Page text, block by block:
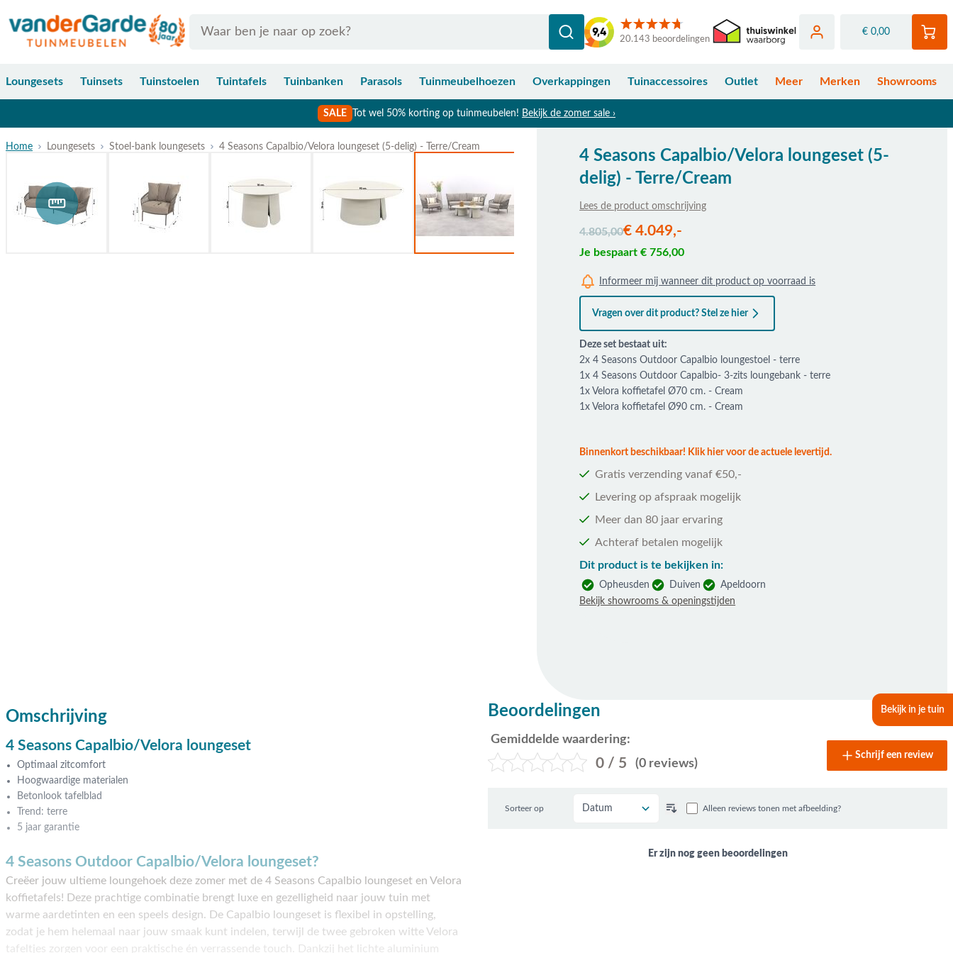
20.143 beoordelingen
€ 0,00
Loungesets Tuinsets Tuinstoelen Tuintafels Tuinbanken Parasols Tuinmeubelhoezen Overkappingen Tuinaccessoires Outlet Meer Merken Showrooms
SALE Tot wel 50% korting op tuinmeubelen! Bekijk de zomer sale ›
Bekijk in je tuin
Home Loungesets Stoel-bank loungesets 4 Seasons Capalbio/Velora loungeset (5-delig) - Terre/Cream
4 Seasons Capalbio/Velora loungeset (5-
delig) - Terre/Cream
Lees de product omschrijving
4.805,00€ 4.049,-
Je bespaart € 756,00
Informeer mij wanneer dit product op voorraad is
Vragen over dit product? Stel ze hier
Deze set bestaat uit:
2x 4 Seasons Outdoor Capalbio loungestoel - terre
1x 4 Seasons Outdoor Capalbio- 3-zits loungebank - terre
1x Velora koffietafel Ø70 cm. - Cream
1x Velora koffietafel Ø90 cm. - Cream
Binnenkort beschikbaar! Klik hier voor de actuele levertijd.
Gratis verzending vanaf €50,-
Levering op afspraak mogelijk
Meer dan 80 jaar ervaring
Achteraf betalen mogelijk
Dit product is te bekijken in:
Opheusden Duiven
Apeldoorn
Bekijk showrooms & openingstijden
Omschrijving
4 Seasons Capalbio/Velora loungeset
Optimaal zitcomfort
Hoogwaardige materialen
Betonlook tafelblad
Trend: terre
5 jaar garantie
4 Seasons Outdoor Capalbio/Velora loungeset?
Creëer jouw ultieme loungehoek deze zomer met de 4 Seasons Capalbio loungeset en Velora
koffietafels! Deze prachtige combinatie brengt luxe en gezelligheid naar jouw tuin met
warme aardetinten en een speels design. De Capalbio loungeset is flexibel in opstelling,
zodat je hem helemaal naar jouw smaak kunt indelen, terwijl de twee gebroken witte Velora
tafeltjes zorgen voor een praktische én verrassende touch. Dankzij het lichte aluminium
Beoordelingen
Gemiddelde waardering:
0 / 5 (0 reviews)
Schrijf een review
Alleen reviews tonen met afbeelding?
Sorteer op
Er zijn nog geen beoordelingen